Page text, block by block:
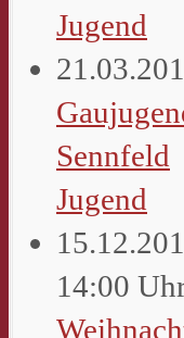
Jugend
Sennfeld
Jugend
14:00